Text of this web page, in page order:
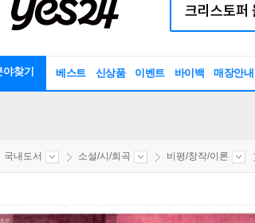
찾기 베스트 신상품 이벤트 바이백 매장안내
국내도서 소설/시/희곡 비평/창작/이론